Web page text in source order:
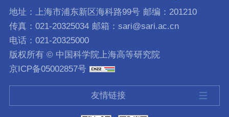
地址：上海市浦东新区海科路99号 邮编：201210
传真：021-20325034 邮箱：sari@sari.ac.cn
电话：021-20325000
版权所有 © 中国科学院上海高等研究院
京ICP备05002857号
友情链接